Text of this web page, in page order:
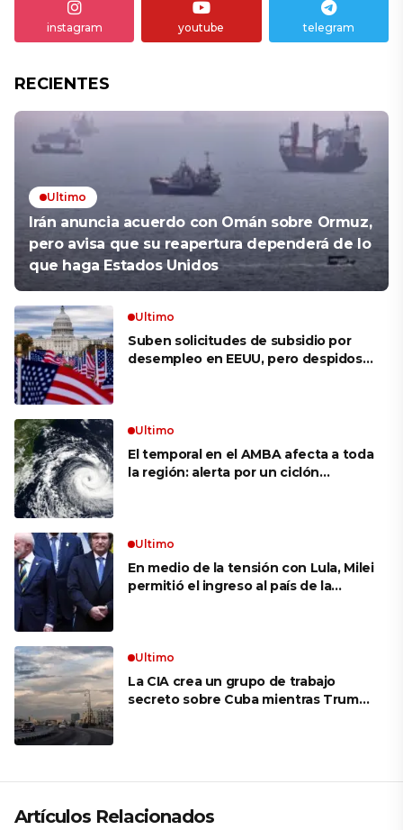
instagram youtube telegram
RECIENTES
Ultimo
Irán anuncia acuerdo con Omán sobre Ormuz,
pero avisa que su reapertura dependerá de lo
que haga Estados Unidos
Ultimo
Suben solicitudes de subsidio por
desempleo en EEUU, pero despidos
Ultimo
El temporal en el AMBA afecta a toda
la región: alerta por un ciclón
Ultimo
En medio de la tensión con Lula, Milei
permitió el ingreso al país de la
Ultimo
La CIA crea un grupo de trabajo
secreto sobre Cuba mientras Trump
Artículos Relacionados